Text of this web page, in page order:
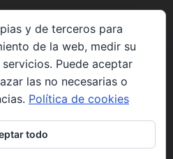
sin ánimo de lucro cuya misión
relacionados con el
y de terceros para
de la web, medir su
Puede aceptar
las no necesarias o
Política de cookies
todo